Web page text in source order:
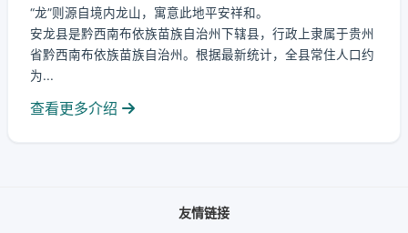
“龙”则源自境内龙山，寓意此地平安祥和。
安龙县是黔西南布依族苗族自治州下辖县，行政上隶属于贵州
省黔西南布依族苗族自治州。根据最新统计，全县常住人口约
为...
查看更多介绍
友情链接